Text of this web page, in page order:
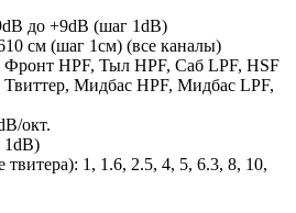
до +9dB (шаг 1dB)
cм (шаг 1cм) (все каналы)
Фронт HPF, Тыл HPF, Саб LPF, HSF
Мидбас HPF, Мидбас LPF,
окт.
1dB)
твитера): 1, 1.6, 2.5, 4, 5, 6.3, 8, 10,